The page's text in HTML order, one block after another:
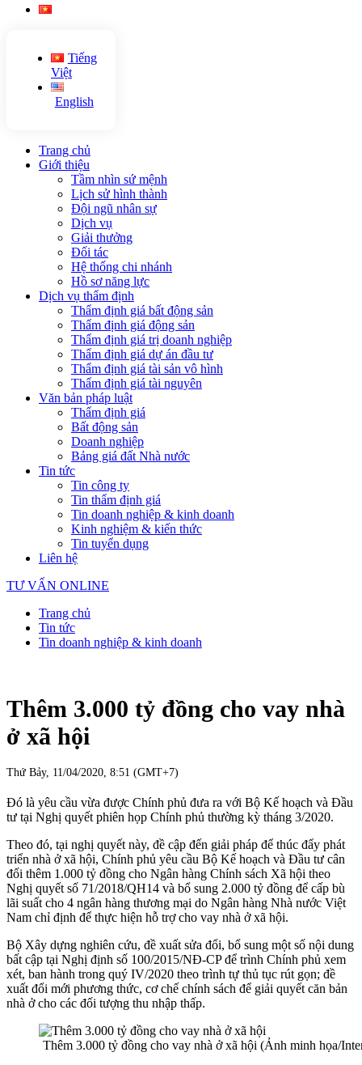
Tiếng
Việt
English
Trang chủ
Giới thiệu
Tầm nhìn sứ mệnh
Lịch sử hình thành
Đội ngũ nhân sự
Dịch vụ
Giải thưởng
Đối tác
Hệ thống chi nhánh
Hồ sơ năng lực
Dịch vụ thẩm định
Thẩm định giá bất động sản
Thẩm định giá động sản
Thẩm định giá trị doanh nghiệp
Thẩm định giá dự án đầu tư
Thẩm định giá tài sản vô hình
Thẩm định giá tài nguyên
Văn bản pháp luật
Thẩm định giá
Bất động sản
Doanh nghiệp
Bảng giá đất Nhà nước
Tin tức
Tin công ty
Tin thẩm định giá
Tin doanh nghiệp & kinh doanh
Kinh nghiệm & kiến thức
Tin tuyển dụng
Liên hệ
TƯ VẤN ONLINE
Trang chủ
Tin tức
Tin doanh nghiệp & kinh doanh
Thêm 3.000 tỷ đồng cho vay nhà
ở xã hội
Thứ Bảy, 11/04/2020, 8:51 (GMT+7)
Đó là yêu cầu vừa được Chính phủ đưa ra với Bộ Kế hoạch và Đầu
tư tại Nghị quyết phiên họp Chính phủ thường kỳ tháng 3/2020.
Theo đó, tại nghị quyết này, đề cập đến giải pháp để thúc đẩy phát
triển nhà ở xã hội, Chính phủ yêu cầu Bộ Kế hoạch và Đầu tư cân
đối thêm 1.000 tỷ đồng cho Ngân hàng Chính sách Xã hội theo
Nghị quyết số 71/2018/QH14 và bổ sung 2.000 tỷ đồng để cấp bù
lãi suất cho 4 ngân hàng thương mại do Ngân hàng Nhà nước Việt
Nam chỉ định để thực hiện hỗ trợ cho vay nhà ở xã hội.
Bộ Xây dựng nghiên cứu, đề xuất sửa đổi, bổ sung một số nội dung
bất cập tại Nghị định số 100/2015/NĐ-CP để trình Chính phủ xem
xét, ban hành trong quý IV/2020 theo trình tự thủ tục rút gọn; đề
xuất đổi mới phương thức, cơ chế chính sách để giải quyết căn bản
nhà ở cho các đối tượng thu nhập thấp.
Thêm 3.000 tỷ đồng cho vay nhà ở xã hội (Ảnh minh họa/